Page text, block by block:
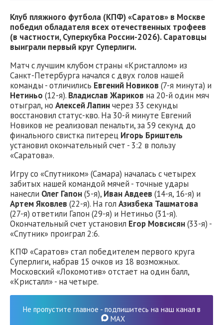
Клуб пляжного футбола (КПФ) «Саратов» в Москве
победил обладателя всех отечественных трофеев
(в частности, Суперкубка России-2026). Саратовцы
выиграли первый круг Суперлиги.
Матч с лучшим клубом страны «Кристаллом» из
Санкт-Петербурга начался с двух голов нашей
команды - отличились Евгений Новиков (7-я минута) и
Нетиньо (12-я). Владислав Жариков на 20-й один мяч
отыграл, но Алексей Лапинчерез 33 секунды
восстановил статус-кво. На 30-й минуте Евгений
Новиков не реализовал пенальти, за 59 секунд до
финального свистка питерец Игорь Бриштель
установил окончательный счет - 3:2 в пользу
«Саратова».
Игру со «Спутником» (Самара) началась с четырех
забитых нашей командой мячей - точные удары
нанесли Олег Гапон(5-я), Иван Авдеев (14-я, 16-я) и
Артем Яковлев (22-я). На гол Азизбека Ташматова
(27-я) ответили Гапон (29-я) и Нетиньо (31-я).
Окончательный счет установил Егор Мовсисян(33-я) -
«Спутник» проиграл 2:6.
КПФ «Саратов» стал победителем первого круга
Суперлиги, набрав 15 очков из 18 возможных.
Московский «Локомотив» отстает на один балл,
«Кристалл» - на четыре.
Не пропустите главное - подпишитесь на наш канал в
MAX